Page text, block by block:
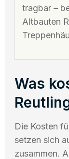
tragbar –
Altbauten
Was
Die Kosten
setzen sich
zusammen.